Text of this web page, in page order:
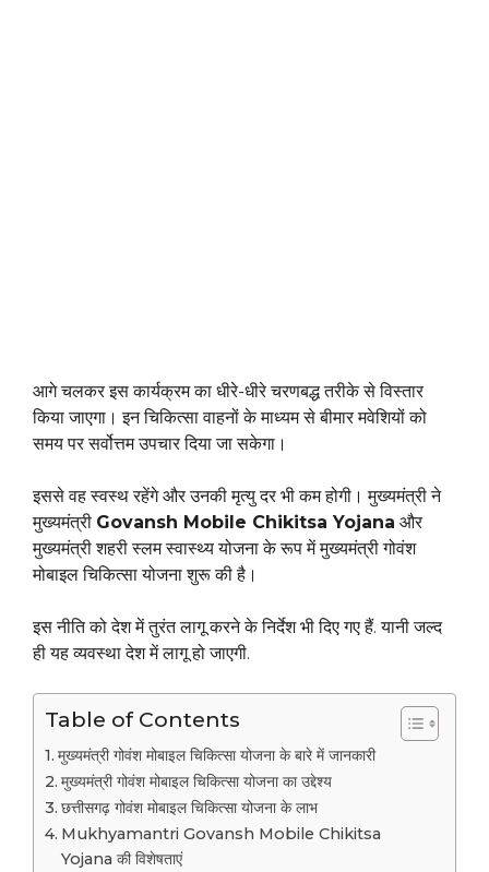
आगे चलकर इस कार्यक्रम का धीरे-धीरे चरणबद्ध तरीके से विस्तार
किया जाएगा। इन चिकित्सा वाहनों के माध्यम से बीमार मवेशियों को
समय पर सर्वोत्तम उपचार दिया जा सकेगा।
इससे वह स्वस्थ रहेंगे और उनकी मृत्यु दर भी कम होगी। मुख्यमंत्री ने
मुख्यमंत्री Govansh Mobile Chikitsa Yojana और
मुख्यमंत्री शहरी स्लम स्वास्थ्य योजना के रूप में मुख्यमंत्री गोवंश
मोबाइल चिकित्सा योजना शुरू की है।
इस नीति को देश में तुरंत लागू करने के निर्देश भी दिए गए हैं. यानी जल्द
ही यह व्यवस्था देश में लागू हो जाएगी.
Table of Contents
मुख्यमंत्री गोवंश मोबाइल चिकित्सा योजना के बारे में जानकारी
मुख्यमंत्री गोवंश मोबाइल चिकित्सा योजना का उद्देश्य
छत्तीसगढ़ गोवंश मोबाइल चिकित्सा योजना के लाभ
Mukhyamantri Govansh Mobile Chikitsa
Yojana की विशेषताएं